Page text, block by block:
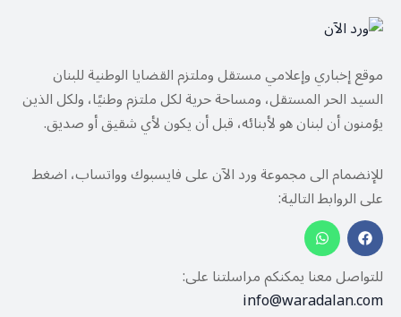
موقع إخباري وإعلامي مستقل وملتزم القضايا الوطنية للبنان
السيد الحر المستقل، ومساحة حرية لكل ملتزم وطنيًا، ولكل الذين
يؤمنون أن لبنان هو لأبنائه، قبل أن يكون لأي شقيق أو صديق.
للإنضمام الى مجموعة ورد الآن على فايسبوك وواتساب، اضغط
على الروابط التالية:
للتواصل معنا يمكنكم مراسلتنا على:
info@waradalan.com